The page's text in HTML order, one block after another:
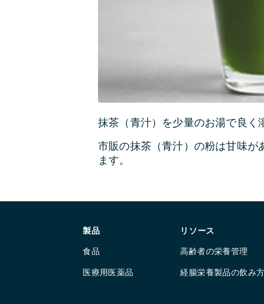
抹茶（青汁）を少量のお湯で良く
市販の抹茶（青汁）の粉は甘味が
ます。
製品
食品
医療用医薬品
リソース
高齢者の栄養管理
経腸栄養製品の飲み方